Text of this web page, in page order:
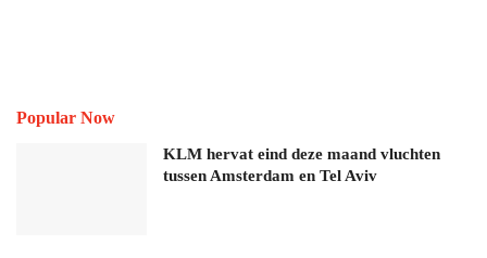
Popular Now
KLM hervat eind deze maand vluchten
tussen Amsterdam en Tel Aviv